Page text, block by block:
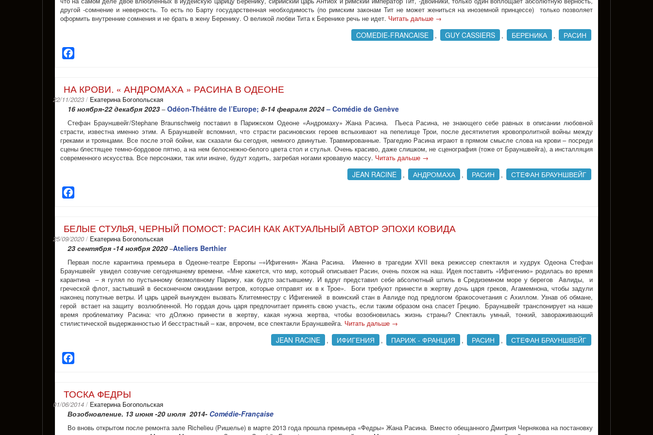
другой -сомнение и неверность. То есть по Барту государственная необходимость (по римским законам Тит не может жениться на иноземной принцессе) только позволяет
оформить внутренние сомнения и не брать в жену Беренику. О великой любви Тита к Беренике речь не идет. Читать дальше →
COMEDIE-FRANCAISE , GUY CASSIERS , БЕРЕНИКА , РАСИН
НА КРОВИ. « АНДРОМАХА » РАСИНА В ОДЕОНЕ
22/11/2023 / Екатерина Богопольская
16 ноября-22 декабря 2023 –Odéon-Théâtre de l’Europe; 8-14 февраля 2024– Comédie de Genève
Стефан Брауншвейг/Stephane Braunschweig поставил в Парижском Одеоне «Андромаху» Жана Расина. Пьеса Расина, не знающего себе равных в описании любовной
страсти, известна именно этим. А Брауншвейг вспомнил, что страсти расиновских героев вспыхивают на пепелище Трои, после десятилетия кровопролитной войны между
греками и троянцами. Все после этой бойни, как сказали бы сегодня, немного двинутые. Травмированные. Трагедию Расина играют в прямом смысле слова на крови – посреди
сцены блестящее темно-бордовое пятно, а на нем белоснежно-белого цвета стол и стулья. Очень красиво, даже слишком, не сценография (тоже от Брауншвейга), а инсталляция
современного искусства. Все персонажи, так или иначе, будут ходить, загребая ногами кровавую массу. Читать дальше →
JEAN RACINE , АНДРОМАХА , РАСИН , СТЕФАН БРАУНШВЕЙГ
БЕЛЫЕ СТУЛЬЯ, ЧЕРНЫЙ ПОМОСТ: РАСИН КАК АКТУАЛЬНЫЙ АВТОР ЭПОХИ КОВИДА
25/09/2020 / Екатерина Богопольская
23 сентября -14 ноября 2020 –Ateliers Berthier
Первая после карантина премьера в Одеоне-театре Европы –«Ифигения» Жана Расина. Именно в трагедии XVII века режиссер спектакля и худрук Одеона Стефан
Брауншвейг увидел созвучие сегодняшнему времени. «Мне кажется, что мир, который описывает Расин, очень похож на наш. Идея поставить «Ифигению» родилась во время
карантина – я гулял по пустынному безмолвному Парижу, как будто застывшему. И вдруг представил себе абсолютный штиль в Средиземном море у берегов Авлиды, и
греческой флот, застывший в бесконечном ожидании ветров, которые отправят их в к Трое». Боги требуют принести в жертву дочь царя греков, Агамемнона, чтобы задули
наконец попутные ветры. И царь царей вынужден вызвать Клитемнестру с Ифигенией в воинский стан в Авлиде под предлогом бракосочетания с Ахиллом. Узнав об обмане,
герой встает на защиту возлюбленной. Но гордая дочь царя предпочитает принять свою участь, если таким образом она спасет Грецию. Брауншвейг транспонирует на наше
время проблематику Расина: что дОлжно принести в жертву, какая нужна жертва, чтобы возобновилась жизнь страны? Спектакль умный, тонкий, завораживающий
стилистической выдержанностью И бесстрастный – как, впрочем, все спектакли Брауншвейга. Читать дальше →
JEAN RACINE , ИФИГЕНИЯ , ПАРИЖ - ФРАНЦИЯ , РАСИН , СТЕФАН БРАУНШВЕЙГ
ТОСКА ФЕДРЫ
01/06/2014 / Екатерина Богопольская
Возобновление. 13 июня -20 июля 2014- Comédie-Française
Во вновь открытом после ремонта зале Richelieu (Ришелье) в марте 2013 года прошла премьера «Федры» Жана Расина. Вместо обещанного Дмитрия Чернякова на постановку